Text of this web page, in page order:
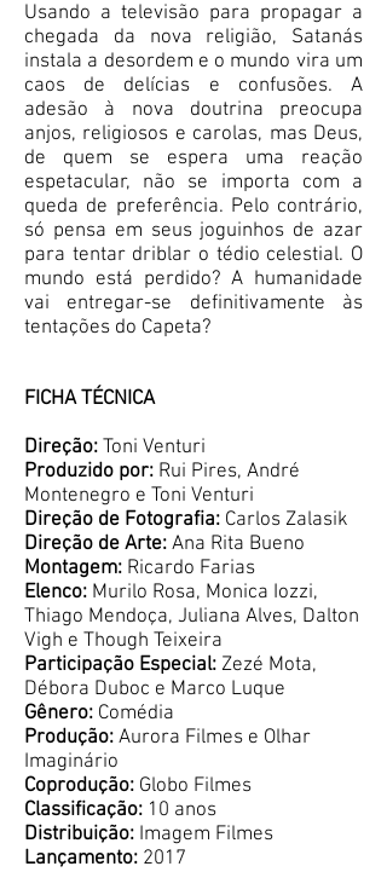
Usando a televisão para propagar a
chegada da nova religião, Satanás
instala a desordem e o mundo vira um
caos de delícias e confusões. A
adesão à nova doutrina preocupa
anjos, religiosos e carolas, mas Deus,
de quem se espera uma reação
espetacular, não se importa com a
queda de preferência. Pelo contrário,
só pensa em seus joguinhos de azar
para tentar driblar o tédio celestial. O
mundo está perdido? A humanidade
vai entregar-se definitivamente às
tentações do Capeta?
FICHA TÉCNICA
Direção: Toni Venturi
Produzido por: Rui Pires, André
Montenegro e Toni Venturi
Direção de Fotografia: Carlos Zalasik
Direção de Arte: Ana Rita Bueno
Montagem: Ricardo Farias
Elenco: Murilo Rosa, Monica Iozzi,
Thiago Mendoça, Juliana Alves, Dalton
Vigh e Though Teixeira
Participação Especial: Zezé Mota,
Débora Duboc e Marco Luque
Gênero: Comédia
Produção: Aurora Filmes e Olhar
Imaginário
Coprodução: Globo Filmes
Classificação: 10 anos
Distribuição: Imagem Filmes
Lançamento: 2017